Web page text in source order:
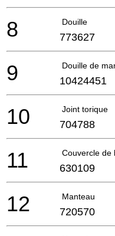
Douille
8 773627
Douille de
9 10424451
Joint torique
10 704788
Couvercle de
11 630109
Manteau
12 720570